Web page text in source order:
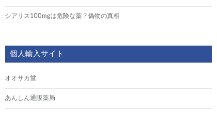
シアリス100mgは危険な薬？偽物の真相
個人輸入サイト
オオサカ堂
あんしん通販薬局